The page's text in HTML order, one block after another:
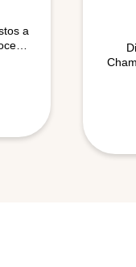
a
en